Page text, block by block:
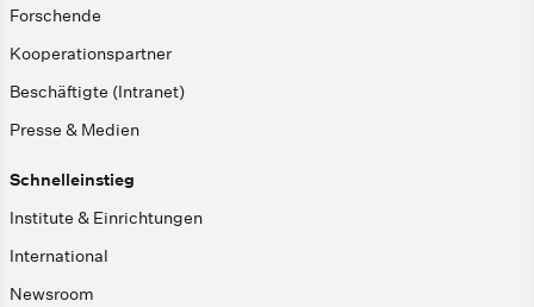
Forschende
Kooperationspartner
Beschäftigte (Intranet)
Presse & Medien
Schnelleinstieg
Institute & Einrichtungen
International
Newsroom